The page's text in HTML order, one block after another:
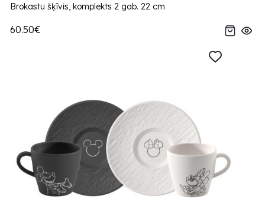
Brokastu šķīvis, komplekts 2 gab. 22 cm
60.50€